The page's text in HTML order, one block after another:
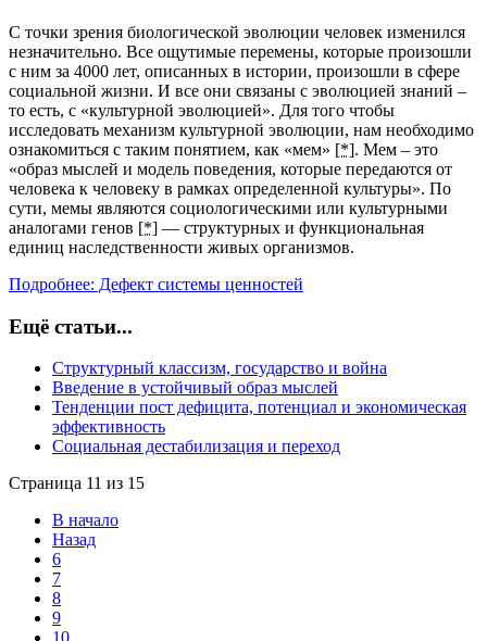
С точки зрения биологической эволюции человек изменился
незначительно. Все ощутимые перемены, которые произошли
с ним за 4000 лет, описанных в истории, произошли в сфере
социальной жизни. И все они связаны с эволюцией знаний –
то есть, с «культурной эволюцией». Для того чтобы
исследовать механизм культурной эволюции, нам необходимо
ознакомиться с таким понятием, как «мем» [*]. Мем – это
«образ мыслей и модель поведения, которые передаются от
человека к человеку в рамках определенной культуры». По
сути, мемы являются социологическими или культурными
аналогами генов [*] — структурных и функциональная
единиц наследственности живых организмов.
Подробнее: Дефект системы ценностей
Ещё статьи...
Структурный классизм, государство и война
Введение в устойчивый образ мыслей
Тенденции пост дефицита, потенциал и экономическая
эффективность
Социальная дестабилизация и переход
Страница 11 из 15
В начало
Назад
6
7
8
9